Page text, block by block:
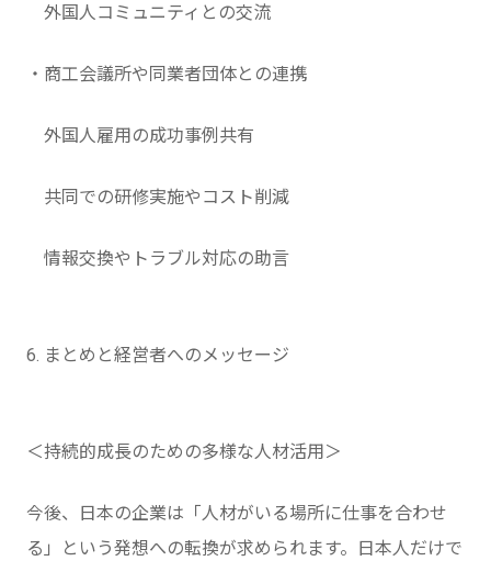
外国人コミュニティとの交流
・商工会議所や同業者団体との連携
外国人雇用の成功事例共有
共同での研修実施やコスト削減
情報交換やトラブル対応の助言
6. まとめと経営者へのメッセージ
＜持続的成長のための多様な人材活用＞
今後、日本の企業は「人材がいる場所に仕事を合わせ
る」という発想への転換が求められます。日本人だけで